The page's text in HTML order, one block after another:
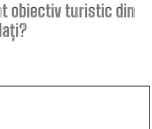
obiectiv turistic din